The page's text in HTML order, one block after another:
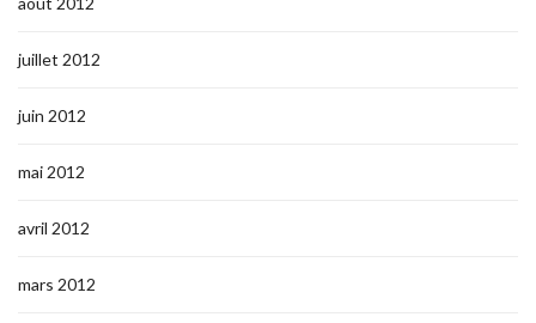
juillet 2012
juin 2012
mai 2012
avril 2012
mars 2012